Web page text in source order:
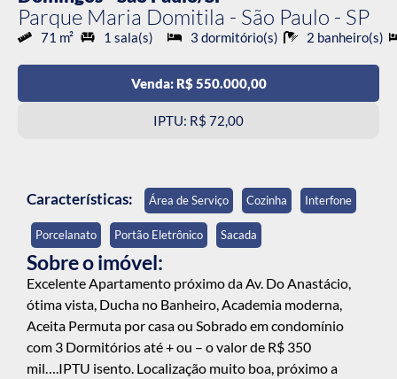
Parque Maria Domitila - São Paulo - SP
71 m² 1 sala(s) 3 dormitório(s) 2 banheiro(s)
Venda: R$ 550.000,00
IPTU: R$ 72,00
Características: Área de Serviço Cozinha Interfone
Porcelanato Portão Eletrônico Sacada
Sobre o imóvel:
Excelente Apartamento próximo da Av. Do Anastácio,
ótima vista, Ducha no Banheiro, Academia moderna,
Aceita Permuta por casa ou Sobrado em condomínio
com 3 Dormitórios até + ou – o valor de R$ 350
mil….IPTU isento. Localização muito boa, próximo a